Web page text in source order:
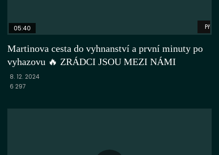
05:40
Martinova cesta do vyhnanství a první minuty po
vyhazovu 🔥 ZRÁDCI JSOU MEZI NÁMI
8. 12. 2024
6 297